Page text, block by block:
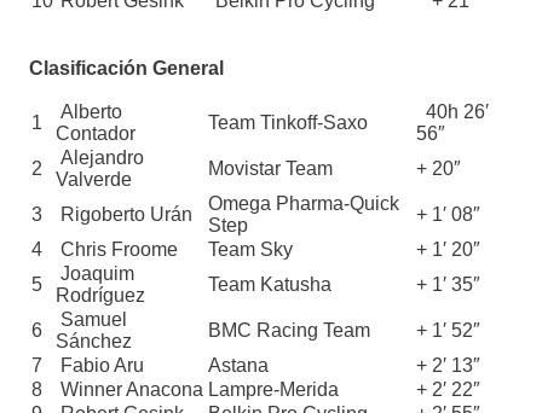
Clasificación General
1
Alberto
Contador
Team Tinkoff-Saxo
40h 26′
56″
2
Alejandro
Valverde
Movistar Team + 20″
3 Rigoberto Urán
Omega Pharma-Quick
Step
+ 1′ 08″
4
Chris Froome Team Sky
+ 1′ 20″
5
Joaquim
Rodríguez
Team Katusha + 1′ 35″
6
Samuel
Sánchez
BMC Racing Team
+ 1′ 52″
7
Fabio Aru Astana
+ 2′ 13″
8
Winner Anacona Lampre-Merida
+ 2′ 22″